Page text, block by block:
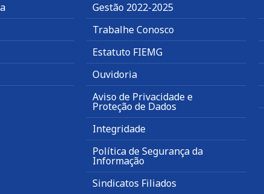
Gestão 2022-2025
Trabalhe Conosco
Estatuto FIEMG
Ouvidoria
Aviso de Privacidade e
Proteção de Dados
Integridade
Política de Segurança da
Informação
Sindicatos Filiados